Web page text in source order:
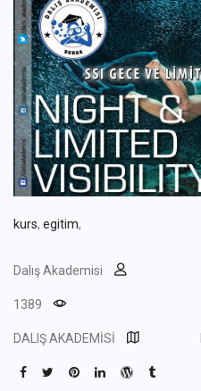
kurs, egitim,
Dalış Akademisi
1389
DALIŞ AKADEMİSİ